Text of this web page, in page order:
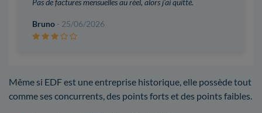
Pas de factures mensuelles au réel, alors j'ai quitté.
Bruno - 25/06/2026
Même si EDF est une entreprise historique, elle possède tout
comme ses concurrents, des points forts et des points faibles.